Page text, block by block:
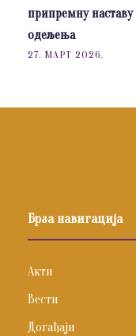
припремну наставу
одељења
27. МАРТ 2026.
Брза навигација
Акти
Вести
Догађаји